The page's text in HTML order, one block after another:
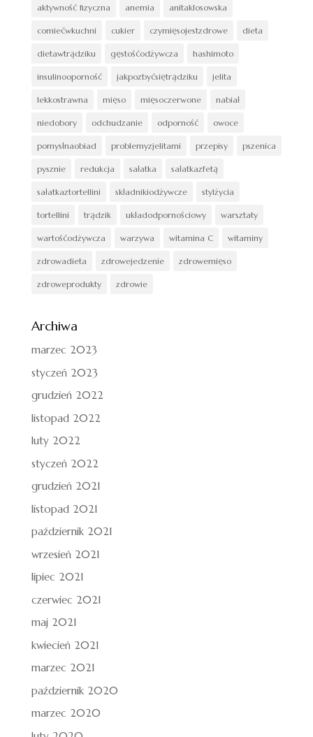
aktywność fizyczna anemia anitaklosowska
comiećwkuchni cukier czymięsojestzdrowe dieta
dietawtrądziku gęstośćodżywcza hashimoto
insulinooporność jakpozbyćsiętrądziku jelita
lekkostrawna mięso mięsoczerwone nabiał
niedobory odchudzanie odporność owoce
pomysłnaobiad problemyzjelitami przepisy pszenica
pysznie redukcja sałatka sałatkazfetą
sałatkaztortellini składnikiodżywcze stylżycia
tortellini trądzik układodpornościowy warsztaty
wartośćodżywcza warzywa witamina C witaminy
zdrowadieta zdrowejedzenie zdrowemięso
zdroweprodukty zdrowie
Archiwa
marzec 2023
styczeń 2023
grudzień 2022
listopad 2022
luty 2022
styczeń 2022
grudzień 2021
listopad 2021
październik 2021
wrzesień 2021
lipiec 2021
czerwiec 2021
maj 2021
kwiecień 2021
marzec 2021
październik 2020
marzec 2020